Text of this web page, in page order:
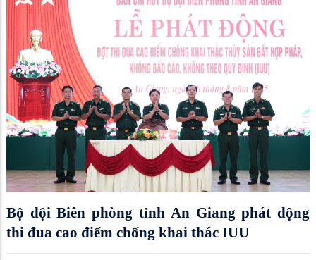
Bộ đội Biên phòng tỉnh An Giang phát động
thi đua cao điểm chống khai thác IUU